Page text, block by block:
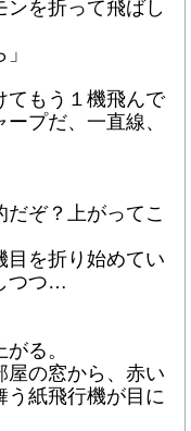
を折って飛ばし
もう１機飛んで
プだ、一直線、
ぞ？上がってこ
を折り始めてい
つつ…
る。
の窓から、赤い
う紙飛行機が目に